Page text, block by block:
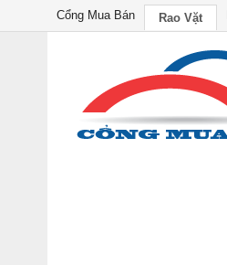
Cổng Mua Bán Rao Vặt